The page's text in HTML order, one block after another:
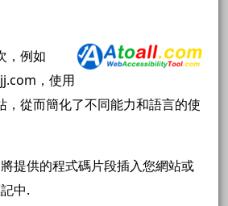
，例如
，使用
，從而簡化了不同能力和語言的使
將提供的程式碼片段插入您網站或
中.